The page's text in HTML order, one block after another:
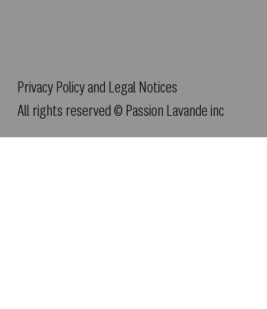
Privacy Policy and Legal Notices
All rights reserved © Passion Lavande inc